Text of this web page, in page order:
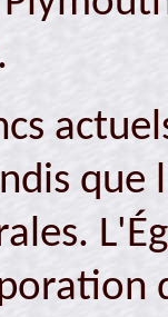
que